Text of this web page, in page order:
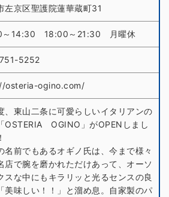
左京区聖護院蓮華蔵町31
～14:30 18:00～21:30 月曜休
5252
osteria-ogino.com/
、東山二条に可愛らしいイタリアンの
OSTERIA OGINO」がOPENしまし
名前でもあるオギノ氏は、今まで様々
店で腕を磨かれただけあって、オーソ
スな中にもキラリッと光るセンスの良
美味しい！！」と溜め息。自家製のパ